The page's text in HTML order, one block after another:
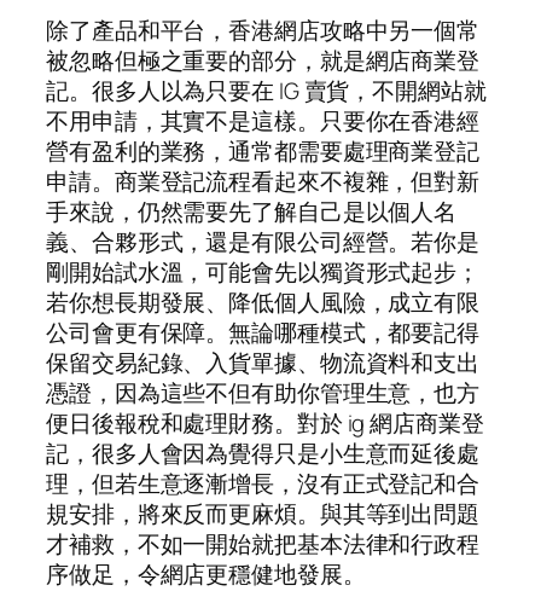
除了產品和平台，香港網店攻略中另一個常
被忽略但極之重要的部分，就是網店商業登
記。很多人以為只要在 IG 賣貨，不開網站就
不用申請，其實不是這樣。只要你在香港經
營有盈利的業務，通常都需要處理商業登記
申請。商業登記流程看起來不複雜，但對新
手來說，仍然需要先了解自己是以個人名
義、合夥形式，還是有限公司經營。若你是
剛開始試水溫，可能會先以獨資形式起步；
若你想長期發展、降低個人風險，成立有限
公司會更有保障。無論哪種模式，都要記得
保留交易紀錄、入貨單據、物流資料和支出
憑證，因為這些不但有助你管理生意，也方
便日後報稅和處理財務。對於 ig 網店商業登
記，很多人會因為覺得只是小生意而延後處
理，但若生意逐漸增長，沒有正式登記和合
規安排，將來反而更麻煩。與其等到出問題
才補救，不如一開始就把基本法律和行政程
序做足，令網店更穩健地發展。